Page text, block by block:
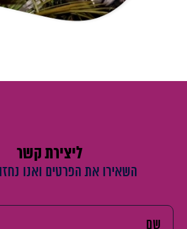
ליצירת קשר
השאירו את הפרטים ואנו